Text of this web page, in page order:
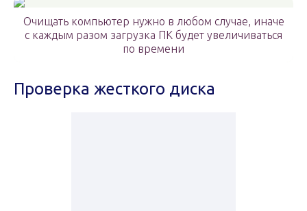
Очищать компьютер нужно в любом случае, иначе
с каждым разом загрузка ПК будет увеличиваться
по времени
Проверка жесткого диска